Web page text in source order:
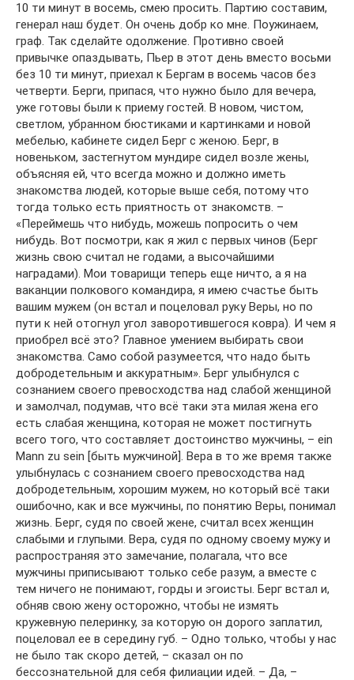
10 ти минут в восемь, смею просить. Партию составим,
генерал наш будет. Он очень добр ко мне. Поужинаем,
граф. Так сделайте одолжение. Противно своей
привычке опаздывать, Пьер в этот день вместо восьми
без 10 ти минут, приехал к Бергам в восемь часов без
четверти. Берги, припася, что нужно было для вечера,
уже готовы были к приему гостей. В новом, чистом,
светлом, убранном бюстиками и картинками и новой
мебелью, кабинете сидел Берг с женою. Берг, в
новеньком, застегнутом мундире сидел возле жены,
объясняя ей, что всегда можно и должно иметь
знакомства людей, которые выше себя, потому что
тогда только есть приятность от знакомств. –
«Переймешь что нибудь, можешь попросить о чем
нибудь. Вот посмотри, как я жил с первых чинов (Берг
жизнь свою считал не годами, а высочайшими
наградами). Мои товарищи теперь еще ничто, а я на
ваканции полкового командира, я имею счастье быть
вашим мужем (он встал и поцеловал руку Веры, но по
пути к ней отогнул угол заворотившегося ковра). И чем я
приобрел всё это? Главное умением выбирать свои
знакомства. Само собой разумеется, что надо быть
добродетельным и аккуратным». Берг улыбнулся с
сознанием своего превосходства над слабой женщиной
и замолчал, подумав, что всё таки эта милая жена его
есть слабая женщина, которая не может постигнуть
всего того, что составляет достоинство мужчины, – ein
Mann zu sein [быть мужчиной]. Вера в то же время также
улыбнулась с сознанием своего превосходства над
добродетельным, хорошим мужем, но который всё таки
ошибочно, как и все мужчины, по понятию Веры, понимал
жизнь. Берг, судя по своей жене, считал всех женщин
слабыми и глупыми. Вера, судя по одному своему мужу и
распространяя это замечание, полагала, что все
мужчины приписывают только себе разум, а вместе с
тем ничего не понимают, горды и эгоисты. Берг встал и,
обняв свою жену осторожно, чтобы не измять
кружевную пелеринку, за которую он дорого заплатил,
поцеловал ее в середину губ. – Одно только, чтобы у нас
не было так скоро детей, – сказал он по
бессознательной для себя филиации идей. – Да, –